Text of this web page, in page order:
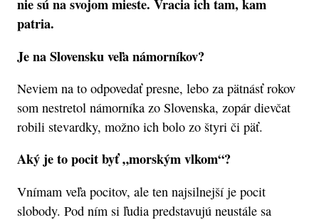
nie sú na svojom mieste. Vracia ich tam, kam
patria.
Je na Slovensku veľa námorníkov?
Neviem na to odpovedať presne, lebo za pätnásť rokov
som nestretol námorníka zo Slovenska, zopár dievčat
robili stevardky, možno ich bolo zo štyri či päť.
Aký je to pocit byť „morským vlkom“?
Vnímam veľa pocitov, ale ten najsilnejší je pocit
slobody. Pod ním si ľudia predstavujú neustále sa